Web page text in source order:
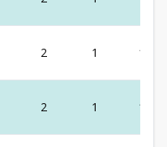
2 1 100
2 1 100